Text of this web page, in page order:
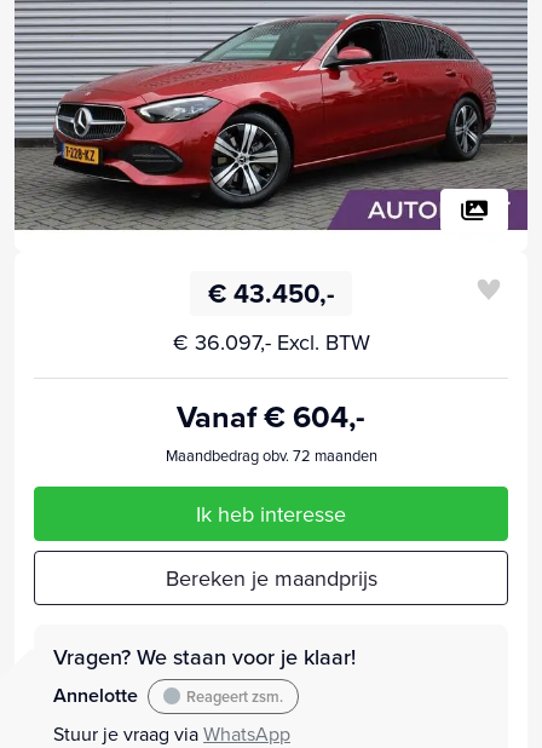
€ 43.450,-
€ 36.097,- Excl. BTW
Vanaf € 604,-
Maandbedrag obv. 72 maanden
Ik heb interesse
Bereken je maandprijs
Vragen? We staan voor je klaar!
Annelotte Reageert zsm.
Stuur je vraag viaWhatsApp